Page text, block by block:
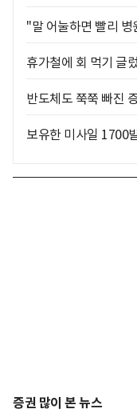
"말 어눌하면 빨리
휴가철에 회 먹기 글
반도체도 쭉쭉 빠진
보유한 미사일 1700
증권 많이 본 뉴스